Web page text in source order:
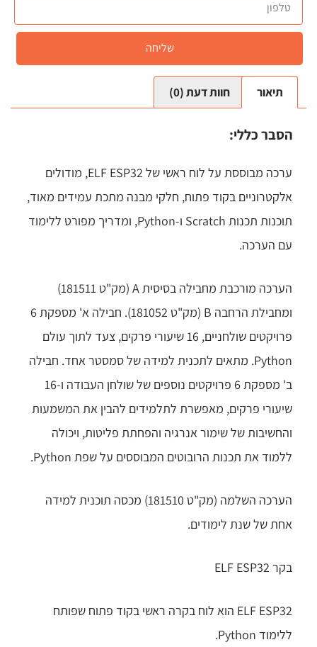
שליחה
תיאור חוות דעת (0)
הסבר כללי:
ערכה מבוססת על לוח ראשי של ELF ESP32, מודולים
אלקטרוניים בקוד פתוח, חלקי מבנה מתכת עמידים מאוד,
תוכנות תכנות Scratch ו-Python, ומדריך מפורט ללימוד
עם הערכה.
הערכה מורכבת מחבילה בסיסית A (מק"ט 181511)
ומחבילת הרחבה B (מק"ט 181052). חבילה א' מספקת 6
פרויקטים שולחניים, 16 שיעורי פרקים, צעד לתוך עולם
Python. מתאים לתכנית למידה של סמסטר אחד.
חבילה
ב' מספקת 6 פרויקטים נוספים של שולחן העבודה ו-16
שיעורי פרקים, מאפשרת לתלמידים להבין את המשמעות
והחשיבות של שימור אנרגיה והפחתת פליטות, ויכולה
ללמוד את תכנות הרובוטים המבוססים על שפת Python.
הערכה השלמה (מק"ט 181510) מכסה תוכנית למידה
אחת של שנת לימודים.
בקר ELF ESP32
ELF ESP32 הוא לוח בקרה ראשי בקוד פתוח שפותח
ללימוד Python.